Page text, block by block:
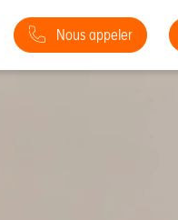
Nous appeler